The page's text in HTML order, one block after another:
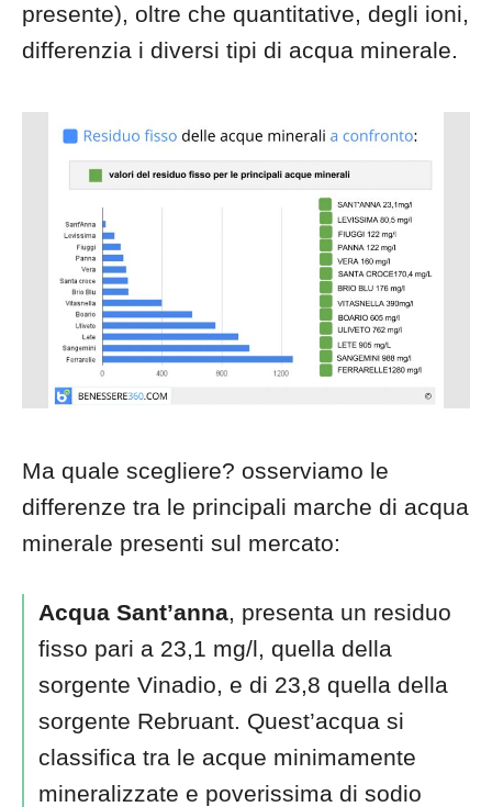
presente), oltre che quantitative, degli ioni,
differenzia i diversi tipi di acqua minerale.
Ma quale scegliere? osserviamo le
differenze tra le principali marche di acqua
minerale presenti sul mercato:
Acqua Sant’anna, presenta un residuo
fisso pari a 23,1 mg/l, quella della
sorgente Vinadio, e di 23,8 quella della
sorgente Rebruant. Quest’acqua si
classifica tra le acque minimamente
mineralizzate e poverissima di sodio